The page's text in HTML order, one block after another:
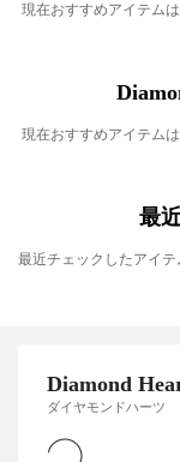
現在おすすめアイテムは
現在おすすめアイテムは
最
最近チェックしたアイテ
Diamond
ダイヤモンドハーツ